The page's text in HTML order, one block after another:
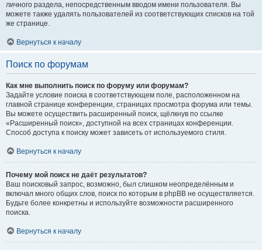
личного раздела, непосредственным вводом имени пользователя. Вы
можете также удалять пользователей из соответствующих списков на той
же странице.
Вернуться к началу
Поиск по форумам
Как мне выполнить поиск по форуму или форумам?
Задайте условие поиска в соответствующем поле, расположенном на
главной странице конференции, страницах просмотра форума или темы.
Вы можете осуществить расширенный поиск, щёлкнув по ссылке
«Расширенный поиск», доступной на всех страницах конференции.
Способ доступа к поиску может зависеть от используемого стиля.
Вернуться к началу
Почему мой поиск не даёт результатов?
Ваш поисковый запрос, возможно, был слишком неопределённым и
включал много общих слов, поиск по которым в phpBB не осуществляется.
Будьте более конкретны и используйте возможности расширенного
поиска.
Вернуться к началу